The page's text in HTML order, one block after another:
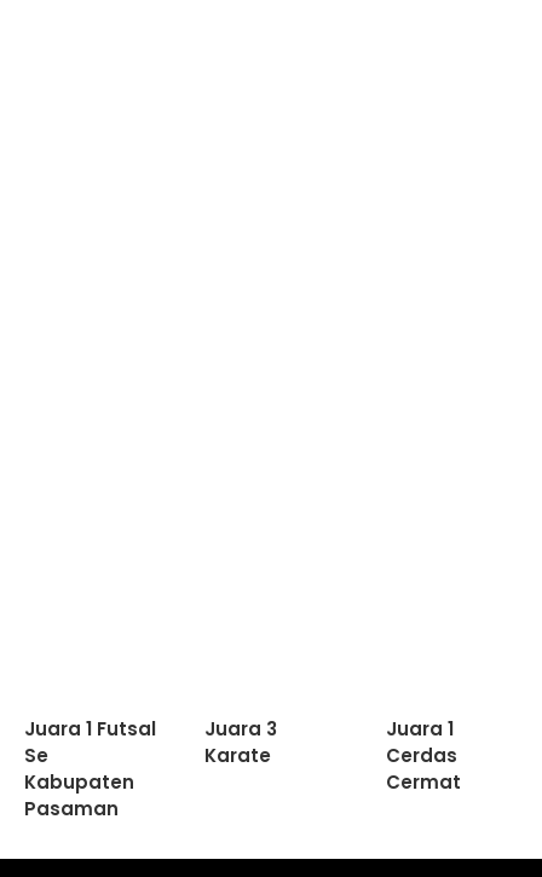
Juara 1 Futsal
Se
Kabupaten
Pasaman
Juara 3
Karate
Juara 1
Cerdas
Cermat